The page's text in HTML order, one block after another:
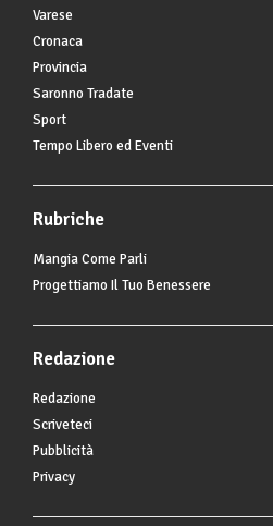
Varese
Cronaca
Provincia
Saronno Tradate
Sport
Tempo Libero ed Eventi
Rubriche
Mangia Come Parli
Progettiamo Il Tuo Benessere
Redazione
Redazione
Scriveteci
Pubblicità
Privacy